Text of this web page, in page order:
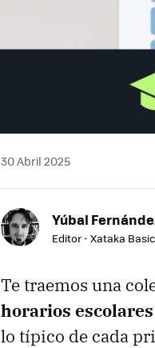
30 Abril 2025
Yúbal
Editor - Xataka
Te traemos una
horarios escolares
lo típico de cada